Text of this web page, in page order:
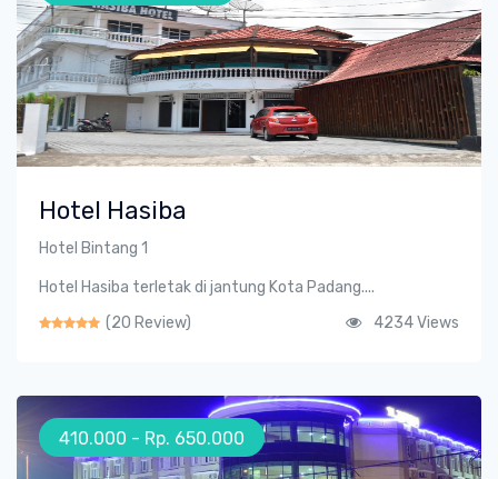
Hotel Hasiba
Hotel Bintang 1
Hotel Hasiba terletak di jantung Kota Padang....
(20 Review)
4234 Views
410.000 - Rp. 650.000